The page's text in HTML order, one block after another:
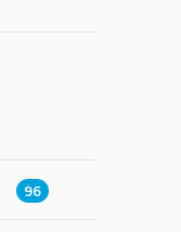
96